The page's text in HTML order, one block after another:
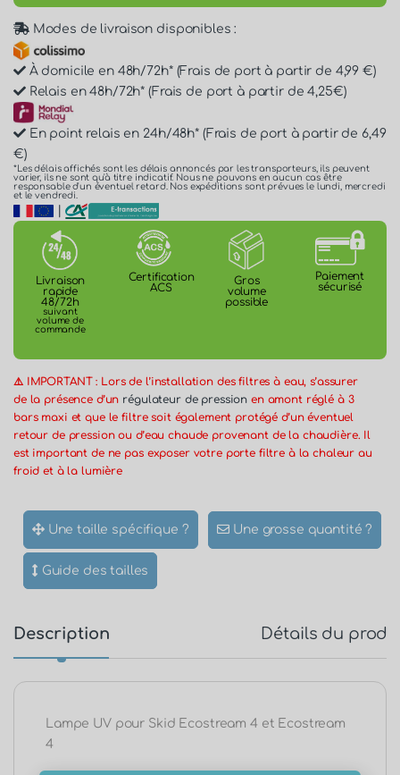
Modes de livraison disponibles :
À domicile en 48h/72h* (Frais de port à partir de 4,99 €)
Relais en 48h/72h* (Frais de port à partir de 4,25€)
En point relais en 24h/48h* (Frais de port à partir de 6,49
€)
*Les délais affichés sont les délais annoncés par les transporteurs, ils peuvent
varier, ils ne sont qu'à titre indicatif. Nous ne pouvons en aucun cas être
responsable d'un éventuel retard. Nos expéditions sont prévues le lundi, mercredi
et le vendredi.
Livraison
rapide
48/72h
suivant
volume de
commande
Certification
ACS
Gros
volume
possible
Paiement
sécurisé
⚠️ IMPORTANT : Lors de l’installation des filtres à eau, s’assurer
de la présence d’un régulateur de pression en amont réglé à 3
bars maxi et que le filtre soit également protégé d’un éventuel
retour de pression ou d’eau chaude provenant de la chaudière. Il
est important de ne pas exposer votre porte filtre à la chaleur au
froid et à la lumière
Une taille spécifique ? Une grosse quantité ?
Guide des tailles
Description Détails du
Lampe UV pour Skid Ecostream 4 et Ecostream
4